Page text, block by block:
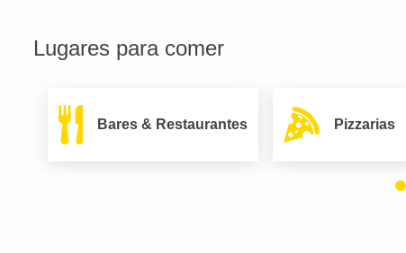
Lugares para comer
Bares & Restaurantes Pizzarias